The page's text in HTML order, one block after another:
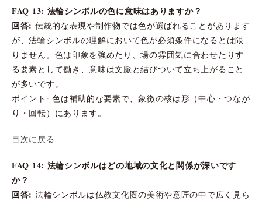
FAQ 13: 法輪シンボルの色に意味はありますか？
回答: 伝統的な表現や制作物では色が選ばれることがあります
が、法輪シンボルの理解において色が必須条件になるとは限
りません。色は印象を強めたり、場の雰囲気に合わせたりす
る要素として働き、意味は文脈と結びついて立ち上がること
が多いです。
ポイント: 色は補助的な要素で、象徴の核は形（中心・つなが
り・回転）にあります。
目次に戻る
FAQ 14: 法輪シンボルはどの地域の文化と関係が深いです
か？
回答: 法輪シンボルは仏教文化圏の美術や意匠の中で広く見ら